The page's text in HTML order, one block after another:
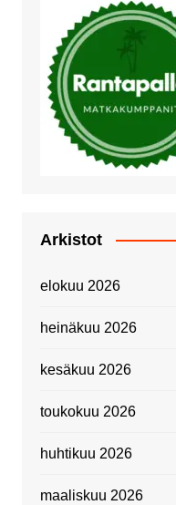
Arkistot
elokuu 2026
heinäkuu 2026
kesäkuu 2026
toukokuu 2026
huhtikuu 2026
maaliskuu 2026